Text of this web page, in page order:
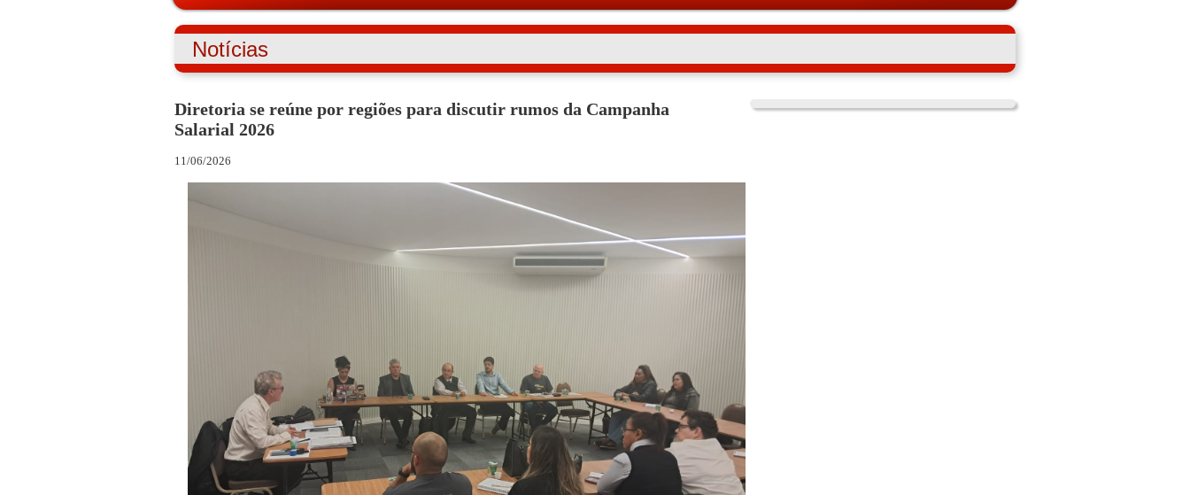
Notícias
Diretoria se reúne por regiões para discutir rumos da Campanha
Salarial 2026
11/06/2026